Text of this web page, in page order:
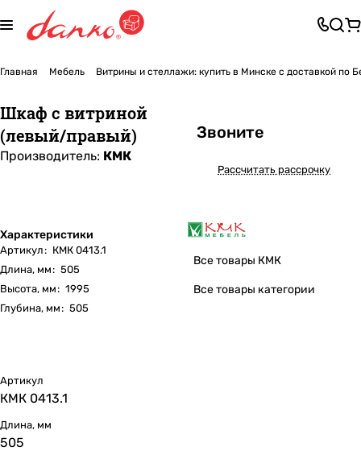
Главная Мебель Витрины и стеллажи: купить в Минске с доставкой по
Шкаф с витриной
(левый/правый)
Производитель: КМК
Характеристики
Артикул: КМК 0413.1
Длина, мм: 505
Высота, мм: 1995
Глубина, мм: 505
Звоните
Рассчитать рассрочку
Все товары КМК
Все товары категории
Артикул
КМК 0413.1
Длина, мм
505